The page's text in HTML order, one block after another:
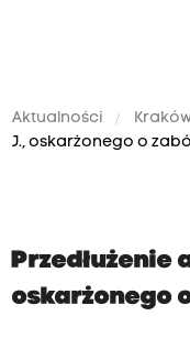
Aktualności
J., oskarżonego o
Przedłużenie
oskarżonego